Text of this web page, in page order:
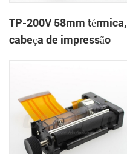
TP-200V 58mm térmica,
cabeça de impressão